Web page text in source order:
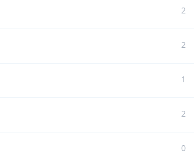
2
2
1
2
0